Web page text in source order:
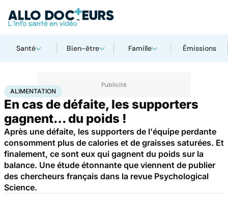
Santé Bien-être Famille Émissions
AccueilBien-être Psycho Alimentation
ALIMENTATION
En cas de défaite, les supporters
gagnent… du poids !
Après une défaite, les supporters de l'équipe perdante
consomment plus de calories et de graisses saturées. Et
finalement, ce sont eux qui gagnent du poids sur la
balance. Une étude étonnante que viennent de publier
des chercheurs français dans la revue Psychological
Science.